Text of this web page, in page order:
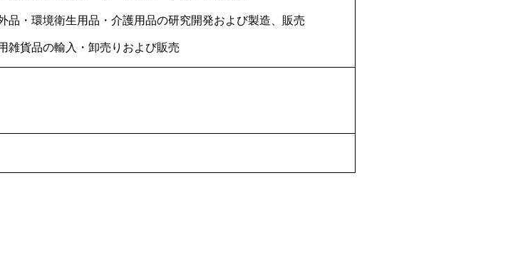
品・環境衛生用品・介護用品の研究開発および製造、販売
雑貨品の輸入・卸売りおよび販売